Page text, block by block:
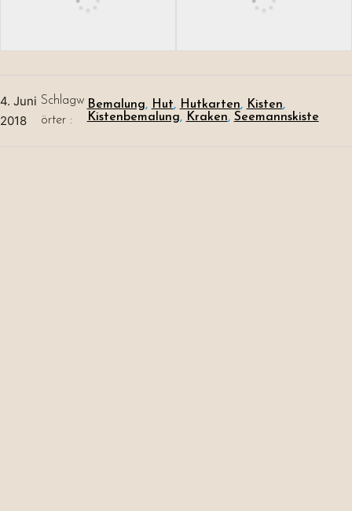
4. Juni
2018
Schlagw
örter :
Bemalung, Hut, Hutkarten, Kisten ,
Kistenbemalung, Kraken, Seemannskiste